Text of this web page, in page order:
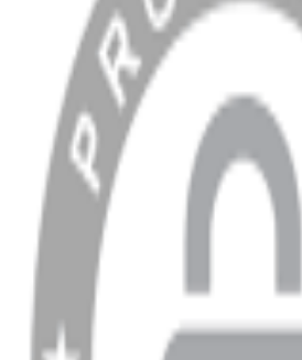
MÜŞTERİ HİZMETLERİ
Hesabım
Sipariş Sorgulama
Banka Hesap Bilgileri
YARDIM VE DESTEK
Ödeme ve Teslimat Şartları
Garanti ve İade Şartları
info@dukkanhifi.com0850 441 40 44